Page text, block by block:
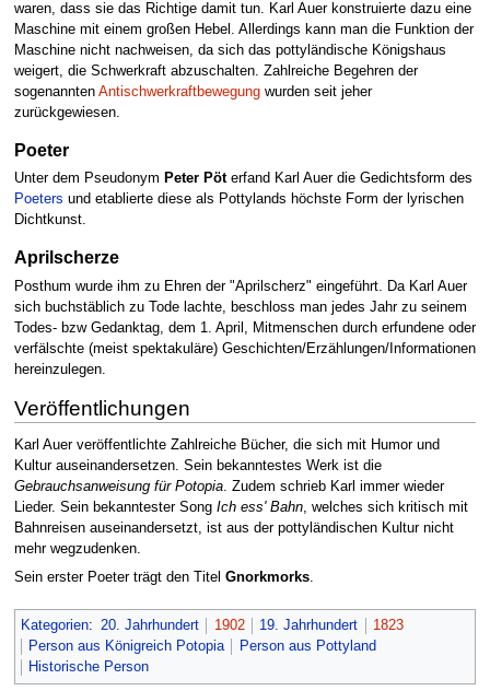
waren, dass sie das Richtige damit tun. Karl Auer konstruierte dazu eine
Maschine mit einem großen Hebel. Allerdings kann man die Funktion der
Maschine nicht nachweisen, da sich das pottyländische Königshaus
weigert, die Schwerkraft abzuschalten. Zahlreiche Begehren der
sogenannten Antischwerkraftbewegungwurden seit jeher
zurückgewiesen.
Poeter
Unter dem Pseudonym Peter Pöterfand Karl Auer die Gedichtsform des
Poeters und etablierte diese als Pottylands höchste Form der lyrischen
Dichtkunst.
Aprilscherze
Posthum wurde ihm zu Ehren der "Aprilscherz" eingeführt. Da Karl Auer
sich buchstäblich zu Tode lachte, beschloss man jedes Jahr zu seinem
Todes- bzw Gedanktag, dem 1. April, Mitmenschen durch erfundene oder
verfälschte (meist spektakuläre) Geschichten/Erzählungen/Informationen
hereinzulegen.
Veröffentlichungen
Karl Auer veröffentlichte Zahlreiche Bücher, die sich mit Humor und
Kultur auseinandersetzen. Sein bekanntestes Werk ist die
Gebrauchsanweisung für Potopia. Zudem schrieb Karl immer wieder
Lieder. Sein bekanntester Song Ich ess' Bahn, welches sich kritisch mit
Bahnreisen auseinandersetzt, ist aus der pottyländischen Kultur nicht
mehr wegzudenken.
Sein erster Poeter trägt den Titel Gnorkmorks.
Kategorien: 20. Jahrhundert 1902 19. Jahrhundert
1823
Person aus Königreich Potopia
Person aus Pottyland
Historische Person